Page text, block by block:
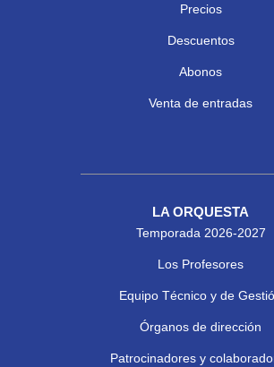
Precios
Descuentos
Abonos
Venta de entradas
LA ORQUESTA
Temporada 2026-2027
Los Profesores
Equipo Técnico y de
Órganos de dirección
Patrocinadores y